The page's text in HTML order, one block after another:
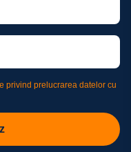
privind prelucrarea datelor cu